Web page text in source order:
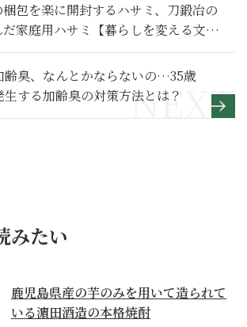
包を楽に開封するハサミ、刀鍛冶の
家庭用ハサミ【暮らしを変える文具
齢臭、なんとかならないの…35歳
する加齢臭の対策方法とは？
みたい
鹿児島県産の芋のみを用いて造られて
いる濵田酒造の本格焼酎